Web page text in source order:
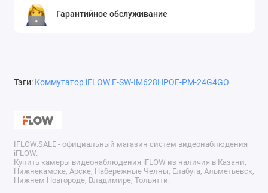
Гарантийное обслуживание
Тэги: Коммутатор iFLOW F-SW-IM628HPOE-PM-24G4GO
IFLOW.SALE - официальный магазин систем видеонаблюдения
iFLOW.
Купить камеры видеонаблюдения iFLOW из наличия в Казани,
Нижнекамске, Арске, Набережные Челны, Елабуга, Альметьевск,
Нижнем Новгороде, Владимире, Тольятти.